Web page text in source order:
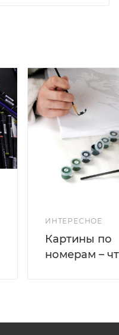
ИНТЕРЕСНОЕ
Картины по
номерам –